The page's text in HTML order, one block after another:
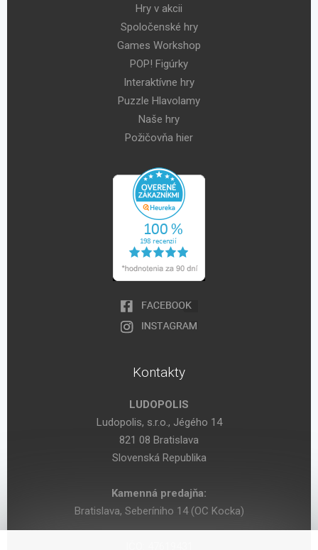
Hry v akcii
Spoločenské hry
Games Workshop
POP! Figúrky
Interaktívne hry
Puzzle Hlavolamy
Naše hry
Požičovňa hier
Kontakty
LUDOPOLIS
Ludopolis, s.r.o., Jégého 14
821 08 Bratislava
Slovenská Republika
Kamenná predajňa:
Bratislava, Seberíniho 14 (OC Kocka)